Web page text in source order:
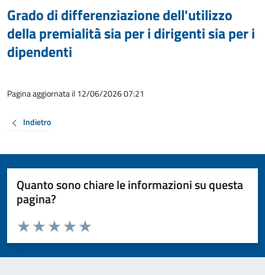
Grado di differenziazione dell'utilizzo
della premialità sia per i dirigenti sia per i
dipendenti
Pagina aggiornata il 12/06/2026 07:21
Indietro
Quanto sono chiare le informazioni su questa
pagina?
Valuta da 1 a 5 stelle la pagina
Valuta 5 stelle su 5
Valuta 4 stelle su 5
Valuta 3 stelle su 5
Valuta 2 stelle su 5
Valuta 1 stelle su 5